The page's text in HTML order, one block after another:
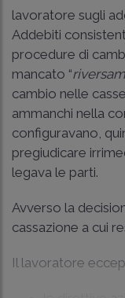
lavoratore sugli
Addebiti
procedure di
mancato “
cambio nelle
ammanchi nella
configuravano,
pregiudicare
legava le parti.
Avverso la
cassazione a cui
Il lavoratore